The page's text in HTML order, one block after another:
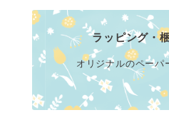
ラッピング・
オリジナルのペーパ